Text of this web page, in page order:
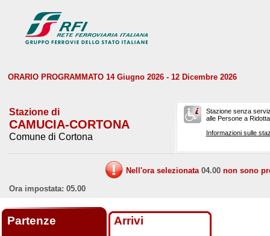
ORARIO PROGRAMMATO 14 Giugno 2026 - 12 Dicembre 2026
Stazione di
CAMUCIA-CORTONA
Comune di Cortona
Stazione senza
alle Persone a
Informazioni sulle
Nell'ora selezionata 04.00 non sono
Ora impostata: 05.00
Partenze Arrivi